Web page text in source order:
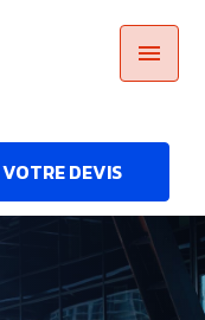
menu
VOTRE DEVIS